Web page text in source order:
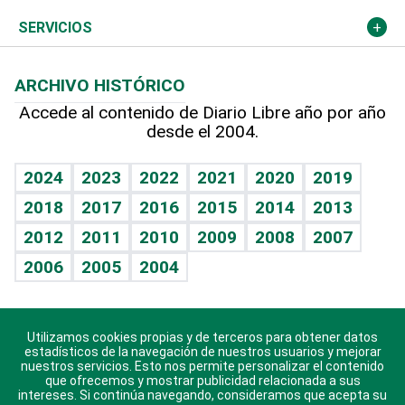
Resto del mundo
Economía personal
Podcast Arte Libre
Hablando con el pediatra
Vida y familia
Eñe
Celebrando la vida
Sin complejos
En pocas palabras
Escuchando al corazón
Economía Personal
Más deportes
Línea de hit
TBT Deportivo
Columnistas
Más firmas
Cambio climático
Opinión
Hecho en casa
Guía del dinero
SERVICIOS
Cumpleaños
Horóscopos
Crucigramas
ARCHIVO HISTÓRICO
Accede al contenido de Diario Libre año por año
desde el 2004.
2024 2023 2022 2021 2020
2019
2018
2017 2016 2015 2014
2013
2012
2011 2010 2009 2008
2007
2006
2005 2004
Descarga nuestras aplicaciones para Android, iOS y
sistema Huawei.
Utilizamos cookies propias y de terceros para obtener datos
estadísticos de la navegación de nuestros usuarios y mejorar
nuestros servicios. Esto nos permite personalizar el contenido
que ofrecemos y mostrar publicidad relacionada a sus
intereses. Si continúa navegando, consideramos que acepta su